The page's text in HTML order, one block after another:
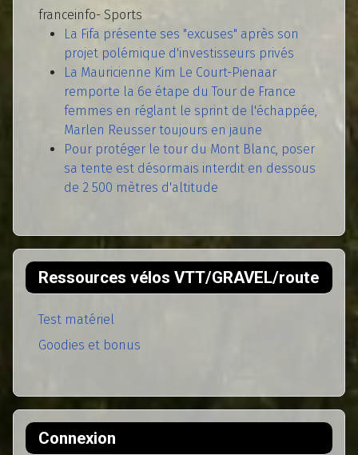
franceinfo- Sports
La Fifa présente ses "excuses" après son
projet polémique d'investisseurs privés
La Mauricienne Kim Le Court-Pienaar
remporte la 6e étape du Tour de France
femmes en réglant le sprint de l'échappée,
Marlen Reusser toujours en jaune
Pour protéger le tour du Mont Blanc, poser
sa tente est désormais interdit en dessous
de 2 500 mètres d'altitude
Ressources vélos VTT/GRAVEL/route
Test matériel
Goodies et bonus
Connexion